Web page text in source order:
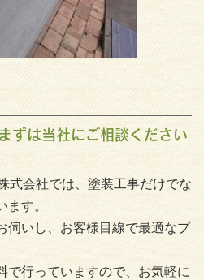
ずは当社にご相談ください
式会社では、塗装工事だけでな
ます。
伺いし、お客様目線で最適なプ
で行っていますので、お気軽に